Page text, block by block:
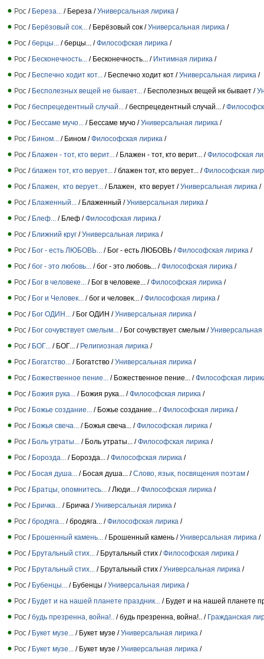
/ Береза... / Береза /Универсальная лирика /
/ Берёзовый сок... / Берёзовый сок /Универсальная лирика /
/берцы... / берцы... /Философская лирика /
/ Бесконечность... / Бесконечность... / Интимная лирика /
/ Беспечно ходит кот... / Беспечно ходит кот /Универсальная лирика /
/ Бесполезных вещей не бывает... / Бесполезных вещей нк бывает /
/беспрецедентный случай... / беспрецедентный случай... /
/ Бессаме мучо... / Бессаме мучо /Универсальная лирика /
/ Бином... / Бином /Философская лирика /
/ Блажен - тот, кто верит... / Блажен - тот, кто верит... /Философская
/блажен тот, кто верует... / блажен тот, кто верует... /Философская
/ Блажен, кто верует... / Блажен, кто верует /Универсальная лирика /
/ Блаженный... / Блаженный /Универсальная лирика /
/ Блеф... / Блеф /Философская лирика /
/ Ближний круг /Универсальная лирика /
/ Бог - есть ЛЮБОВЬ... / Бог - есть ЛЮБОВЬ /Философская лирика /
/бог - это любовь... / бог - это любовь... /Философская лирика /
/ Бог в человеке... / Бог в человеке... /Философская лирика /
/ Бог и Человек... / бог и человек... /Философская лирика /
/ Бог ОДИН... / Бог ОДИН /Универсальная лирика /
/ Бог сочувствует смелым... / Бог сочувствует смелым /Универсальная
/ БОГ... / БОГ... / Религиозная лирика /
/ Богатство... / Богатство /Универсальная лирика /
/ Божественное пение... / Божественное пение... /Философская
/ Божия рука... / Божия рука... /Философская лирика /
/ Божье создание... / Божье создание... /Философская лирика /
/ Божья свеча... / Божья свеча... /Философская лирика /
/ Боль утраты... / Боль утраты... /Философская лирика /
/ Борозда... / Борозда... /Философская лирика /
/ Босая душа... / Босая душа... /Слово, язык, посвящения поэтам /
/ Братцы, опомнитесь... / Люди... /Философская лирика /
/ Бричка... / Бричка /Универсальная лирика /
/бродяга... / бродяга... /Философская лирика /
/ Брошенный камень... / Брошенный камень /Универсальная лирика /
/ Брутальный стих... / Брутальный стих /Философская лирика /
/ Брутальный стих... / Брутальный стих /Универсальная лирика /
/ Бубенцы... / Бубенцы /Универсальная лирика /
/ Будет и на нашей планете праздник...
/ Будет и на нашей планете
/будь презренна, война!.. / будь презренна, война!.. / Гражданская
/ Букет музе... / Букет музе /Универсальная лирика /
/ Букет музе... / Букет музе /Универсальная лирика /